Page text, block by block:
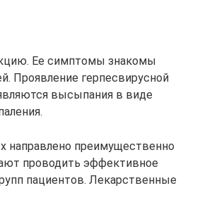
Ее симптомы знакомы
Проявление герпесвирусной
высыпания в виде
направлено преимущественно
проводить эффективное
пациентов. Лекарственные